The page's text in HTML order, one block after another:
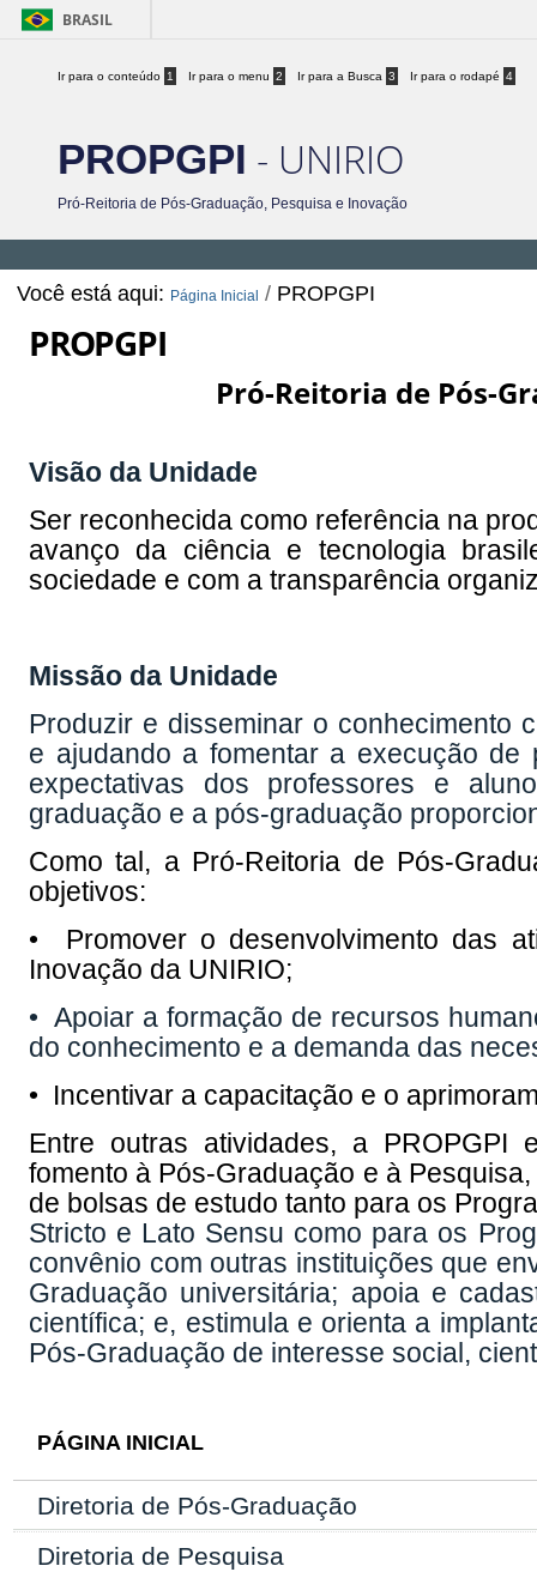
BRASIL
Ir para o conteúdo 1 Ir para o menu 2 Ir para a Busca 3 Ir para o rodapé 4
PROPGPI - UNIRIO
Pró-Reitoria de Pós-Graduação, Pesquisa e Inovação
Você está aqui: Página Inicial / PROPGPI
PROPGPI
Pró-Reitoria de Pós-
Visão da Unidade
Ser reconhecida como referência na
avanço da ciência e tecnologia
sociedade e com a transparência
Missão da Unidade
Produzir e disseminar o conhecimento
e ajudando a fomentar a execução
expectativas dos professores e
graduação e a pós-graduação
Como tal, a Pró-Reitoria de Pós-
objetivos:
• Promover o desenvolvimento das
Inovação da UNIRIO;
• Apoiar a formação de recursos
do conhecimento e a demanda das
• Incentivar a capacitação e o
Entre outras atividades, a PROPGPI
fomento à Pós-Graduação e à
de bolsas de estudo tanto para os
Stricto e Lato Sensu como para os
convênio com outras instituições que
Graduação universitária; apoia e
científica; e, estimula e orienta a
Pós-Graduação de interesse social,
PÁGINA INICIAL
Diretoria de Pós-Graduação
Diretoria de Pesquisa